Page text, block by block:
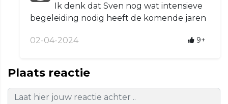
Ik denk dat Sven nog wat intensieve
begeleiding nodig heeft de komende jaren
02-04-2024 9+
Plaats reactie